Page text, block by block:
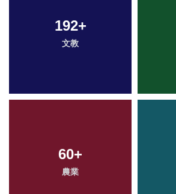
192+
文教
60+
農業